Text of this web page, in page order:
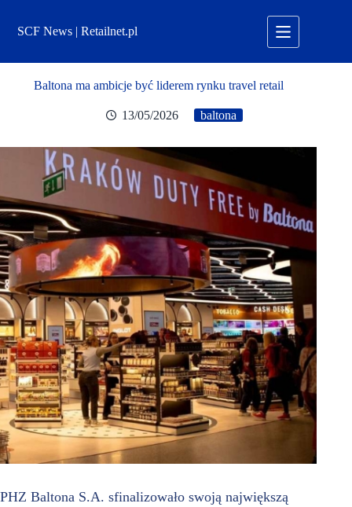
treściSCF News | Retailnet.pl
Baltona ma ambicje być liderem rynku travel retail
13/05/2026 baltona
PHZ Baltona S.A. sfinalizowało swoją największą